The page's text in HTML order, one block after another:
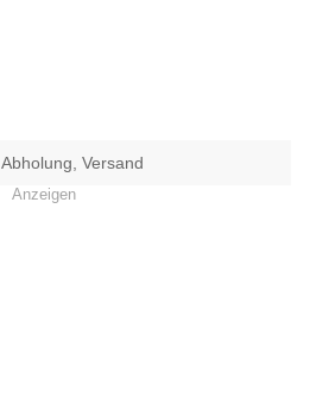
Abholung, Versand
Anzeigen